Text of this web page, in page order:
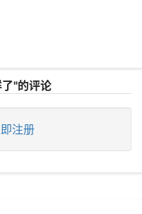
"的评论
注册